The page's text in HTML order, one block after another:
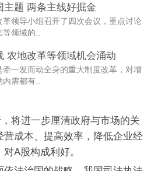
主题 两条主线好掘金
领导小组召开了四次会议，重点讨论
领域的..
农地改革等领域机会涌动
一发而动全身的重大制度改革，对增
需都有..
将进一步厘清政府与市场的关
营成本、提高效率，降低企业经
A股构成利好。